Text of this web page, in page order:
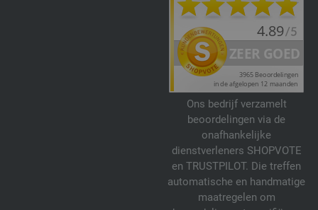
Ons bedrijf verzamelt
beoordelingen via de
onafhankelijke
dienstverleners SHOPVOTE
en TRUSTPILOT. Die treffen
automatische en handmatige
maatregelen om